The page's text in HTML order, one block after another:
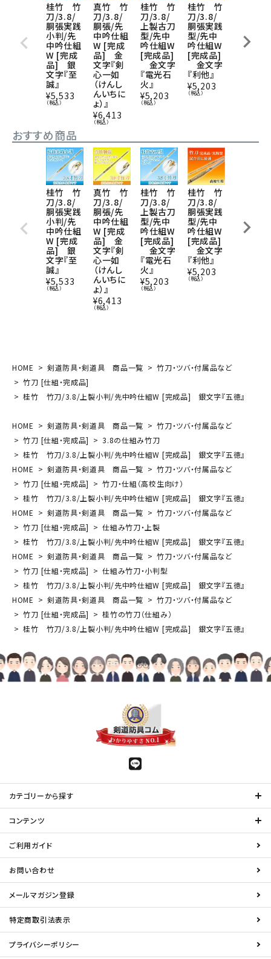
桂竹 竹
刀/3.8/
胴張実践
小判/先
中吟仕組
W [完成
品] 銀
文字『至
誠』
¥5,533
（税込）
真竹 竹
刀/3.8/
胴張/先
中吟仕組
W [完成
品] 金
文字『剣
心一如
（けんし
んいちに
ょ）』
¥6,413
（税込）
桂竹 竹
刀/3.8/
上製古刀
型/先中
吟仕組W
[完成品]
金文字
『電光石
火』
¥5,203
（税込）
桂竹 竹
刀/3.8/
胴張実践
型/先中
吟仕組W
[完成品]
金文字
『利他』
¥5,203
（税込）
中吟仕組
W [完成
おすすめ商品
桂竹 竹
刀/3.8/
胴張実践
小判/先
中吟仕組
W [完成
品] 銀
文字『至
誠』
¥5,533
（税込）
真竹 竹
刀/3.8/
胴張/先
中吟仕組
W [完成
品] 金
文字『剣
心一如
（けんし
んいちに
ょ）』
¥6,413
（税込）
桂竹 竹
刀/3.8/
上製古刀
型/先中
吟仕組W
[完成品]
金文字
『電光石
火』
¥5,203
（税込）
桂竹 竹
刀/3.8/
胴張実践
型/先中
吟仕組W
[完成品]
金文字
『利他』
¥5,203
（税込）
中吟仕組
W [完成
HOME 剣道防具・剣道具 商品一覧
竹刀・ツバ・付属品など
竹刀 [仕組・完成品]
桂竹 竹刀/3.8/上製小判/先中吟仕組W [完成品] 銀文字『五徳』
HOME 剣道防具・剣道具 商品一覧
竹刀・ツバ・付属品など
竹刀 [仕組・完成品]
3.8の仕組み竹刀
桂竹 竹刀/3.8/上製小判/先中吟仕組W [完成品] 銀文字『五徳』
HOME
剣道防具・剣道具 商品一覧
竹刀・ツバ・付属品など
竹刀 [仕組・完成品]
竹刀・仕組（高校生向け）
桂竹 竹刀/3.8/上製小判/先中吟仕組W [完成品] 銀文字『五徳』
HOME
剣道防具・剣道具 商品一覧
竹刀・ツバ・付属品など
竹刀 [仕組・完成品]
仕組み竹刀・上製
桂竹 竹刀/3.8/上製小判/先中吟仕組W [完成品] 銀文字『五徳』
HOME
剣道防具・剣道具 商品一覧
竹刀・ツバ・付属品など
竹刀 [仕組・完成品]
仕組み竹刀・小判型
桂竹 竹刀/3.8/上製小判/先中吟仕組W [完成品] 銀文字『五徳』
HOME
剣道防具・剣道具 商品一覧
竹刀・ツバ・付属品など
竹刀 [仕組・完成品]
桂竹の竹刀（仕組み）
桂竹 竹刀/3.8/上製小判/先中吟仕組W [完成品] 銀文字『五徳』
カテゴリーから探す
コンテンツ
ご利用ガイド
お問い合わせ
メールマガジン登録
特定商取引法表示
プライバシーポリシー